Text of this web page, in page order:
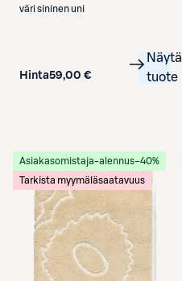
väri sininen uni
Hinta59,00 €
Näytä
tuote
Asiakasomistaja-alennus−40%
Tarkista myymäläsaatavuus